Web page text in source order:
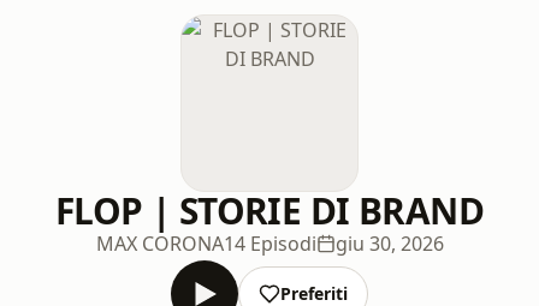
FLOP | STORIE DI BRAND
MAX CORONA14 Episodi giu 30, 2026
Preferiti